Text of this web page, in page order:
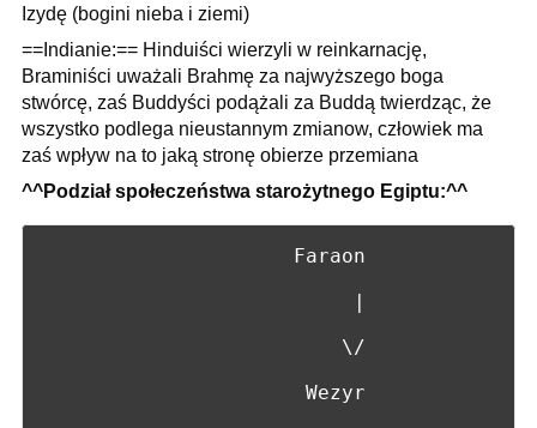
Izydę (bogini nieba i ziemi)
==Indianie:== Hinduiści wierzyli w reinkarnację,
Braminiści uważali Brahmę za najwyższego boga
stwórcę, zaś Buddyści podążali za Buddą twierdząc, że
wszystko podlega nieustannym zmianow, człowiek ma
zaś wpływ na to jaką stronę obierze przemiana
^^Podział społeczeństwa starożytnego Egiptu:^^
                     Faraon
                         \/
                      Wezyr